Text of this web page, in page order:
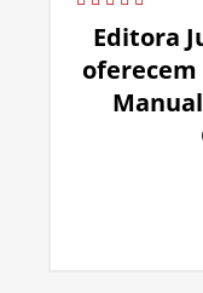
Editora
oferecem